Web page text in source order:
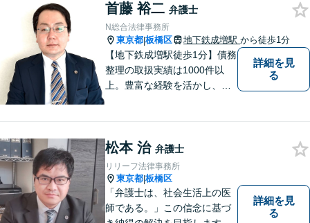
目指すサービスを提供してい
ます。 何か困ったことがあれ
ば、まずはお気軽にご相談く
ださい。
首藤 裕二 弁護士
N総合法律事務所
東京都|板橋区 地下鉄成増駅 から徒歩1分
【地下鉄成増駅徒歩1分】債務
整理の取扱実績は1000件以
上。豊富な経験を活かし、ご
脚で解決へ向けて尽力いたし
ます。まずはお気軽にご相談
ください。
詳細を見
る
松本 治 弁護士
リリーフ法律事務所
東京都|板橋区
「弁護士は、社会生活上の医
師である。」この信念に基づ
詳細を見
る